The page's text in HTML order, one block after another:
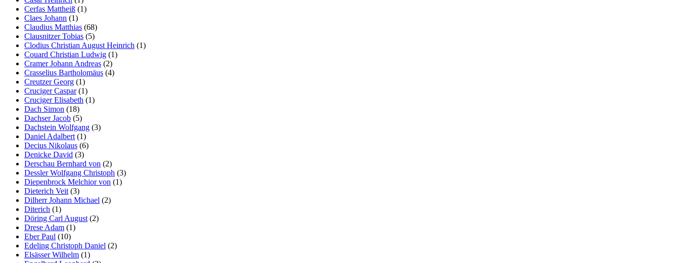
Cerfas Mattheiß (1)
Claes Johann (1)
Claudius Matthias (68)
Clausnitzer Tobias (5)
Clodius Christian August Heinrich (1)
Couard Christian Ludwig (1)
Cramer Johann Andreas (2)
Crasselius Bartholomäus (4)
Creutzer Georg (1)
Cruciger Caspar(1)
Cruciger Elisabeth (1)
Dach Simon (18)
Dachser Jacob (5)
Dachstein Wolfgang (3)
Daniel Adalbert (1)
Decius Nikolaus (6)
Denicke David (3)
Derschau Bernhard von (2)
Dessler Wolfgang Christoph (3)
Diepenbrock Melchior von (1)
Dieterich Veit (3)
Dilherr Johann Michael (2)
Diterich (1)
Döring Carl August (2)
Drese Adam (1)
Eber Paul (10)
Edeling Christoph Daniel (2)
Elsässer Wilhelm (1)